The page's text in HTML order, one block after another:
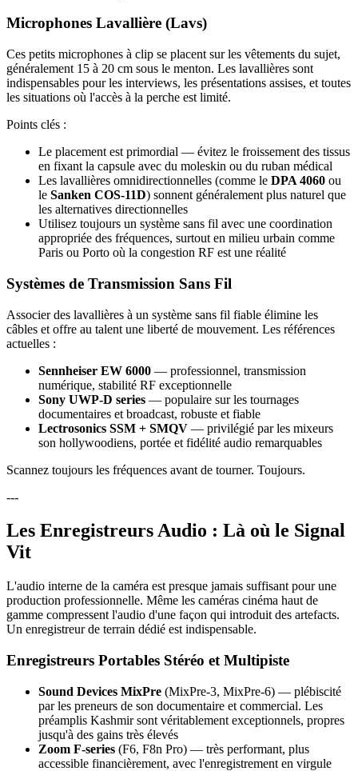
Microphones Lavallière (Lavs)
Ces petits microphones à clip se placent sur les vêtements du sujet,
généralement 15 à 20 cm sous le menton. Les lavallières sont
indispensables pour les interviews, les présentations assises, et toutes
les situations où l'accès à la perche est limité.
Points clés :
Le placement est primordial — évitez le froissement des tissus
en fixant la capsule avec du moleskin ou du ruban médical
Les lavallières omnidirectionnelles (comme le DPA 4060 ou
le Sanken COS-11D) sonnent généralement plus naturel que
les alternatives directionnelles
Utilisez toujours un système sans fil avec une coordination
appropriée des fréquences, surtout en milieu urbain comme
Paris ou Porto où la congestion RF est une réalité
Systèmes de Transmission Sans Fil
Associer des lavallières à un système sans fil fiable élimine les
câbles et offre au talent une liberté de mouvement. Les références
actuelles :
Sennheiser EW 6000 — professionnel, transmission
numérique, stabilité RF exceptionnelle
Sony UWP-D series — populaire sur les tournages
documentaires et broadcast, robuste et fiable
Lectrosonics SSM + SMQV — privilégié par les mixeurs
son hollywoodiens, portée et fidélité audio remarquables
Scannez toujours les fréquences avant de tourner. Toujours.
---
Les Enregistreurs Audio : Là où le Signal
Vit
L'audio interne de la caméra est presque jamais suffisant pour une
production professionnelle. Même les caméras cinéma haut de
gamme compressent l'audio d'une façon qui introduit des artefacts.
Un enregistreur de terrain dédié est indispensable.
Enregistreurs Portables Stéréo et Multipiste
Sound Devices MixPre (MixPre-3, MixPre-6) — plébiscité
par les preneurs de son documentaire et commercial. Les
préamplis Kashmir sont véritablement exceptionnels, propres
jusqu'à des gains très élevés
Zoom F-series (F6, F8n Pro) — très performant, plus
accessible financièrement, avec l'enregistrement en virgule